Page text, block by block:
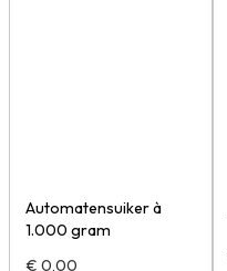
Automatensuiker à
1.000 gram
€ 0,00